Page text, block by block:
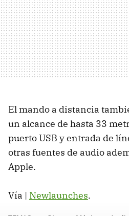
El mando a distancia
un alcance de hasta 33
puerto USB y entrada de
otras fuentes de audio
Apple.
Vía | Newlaunches.